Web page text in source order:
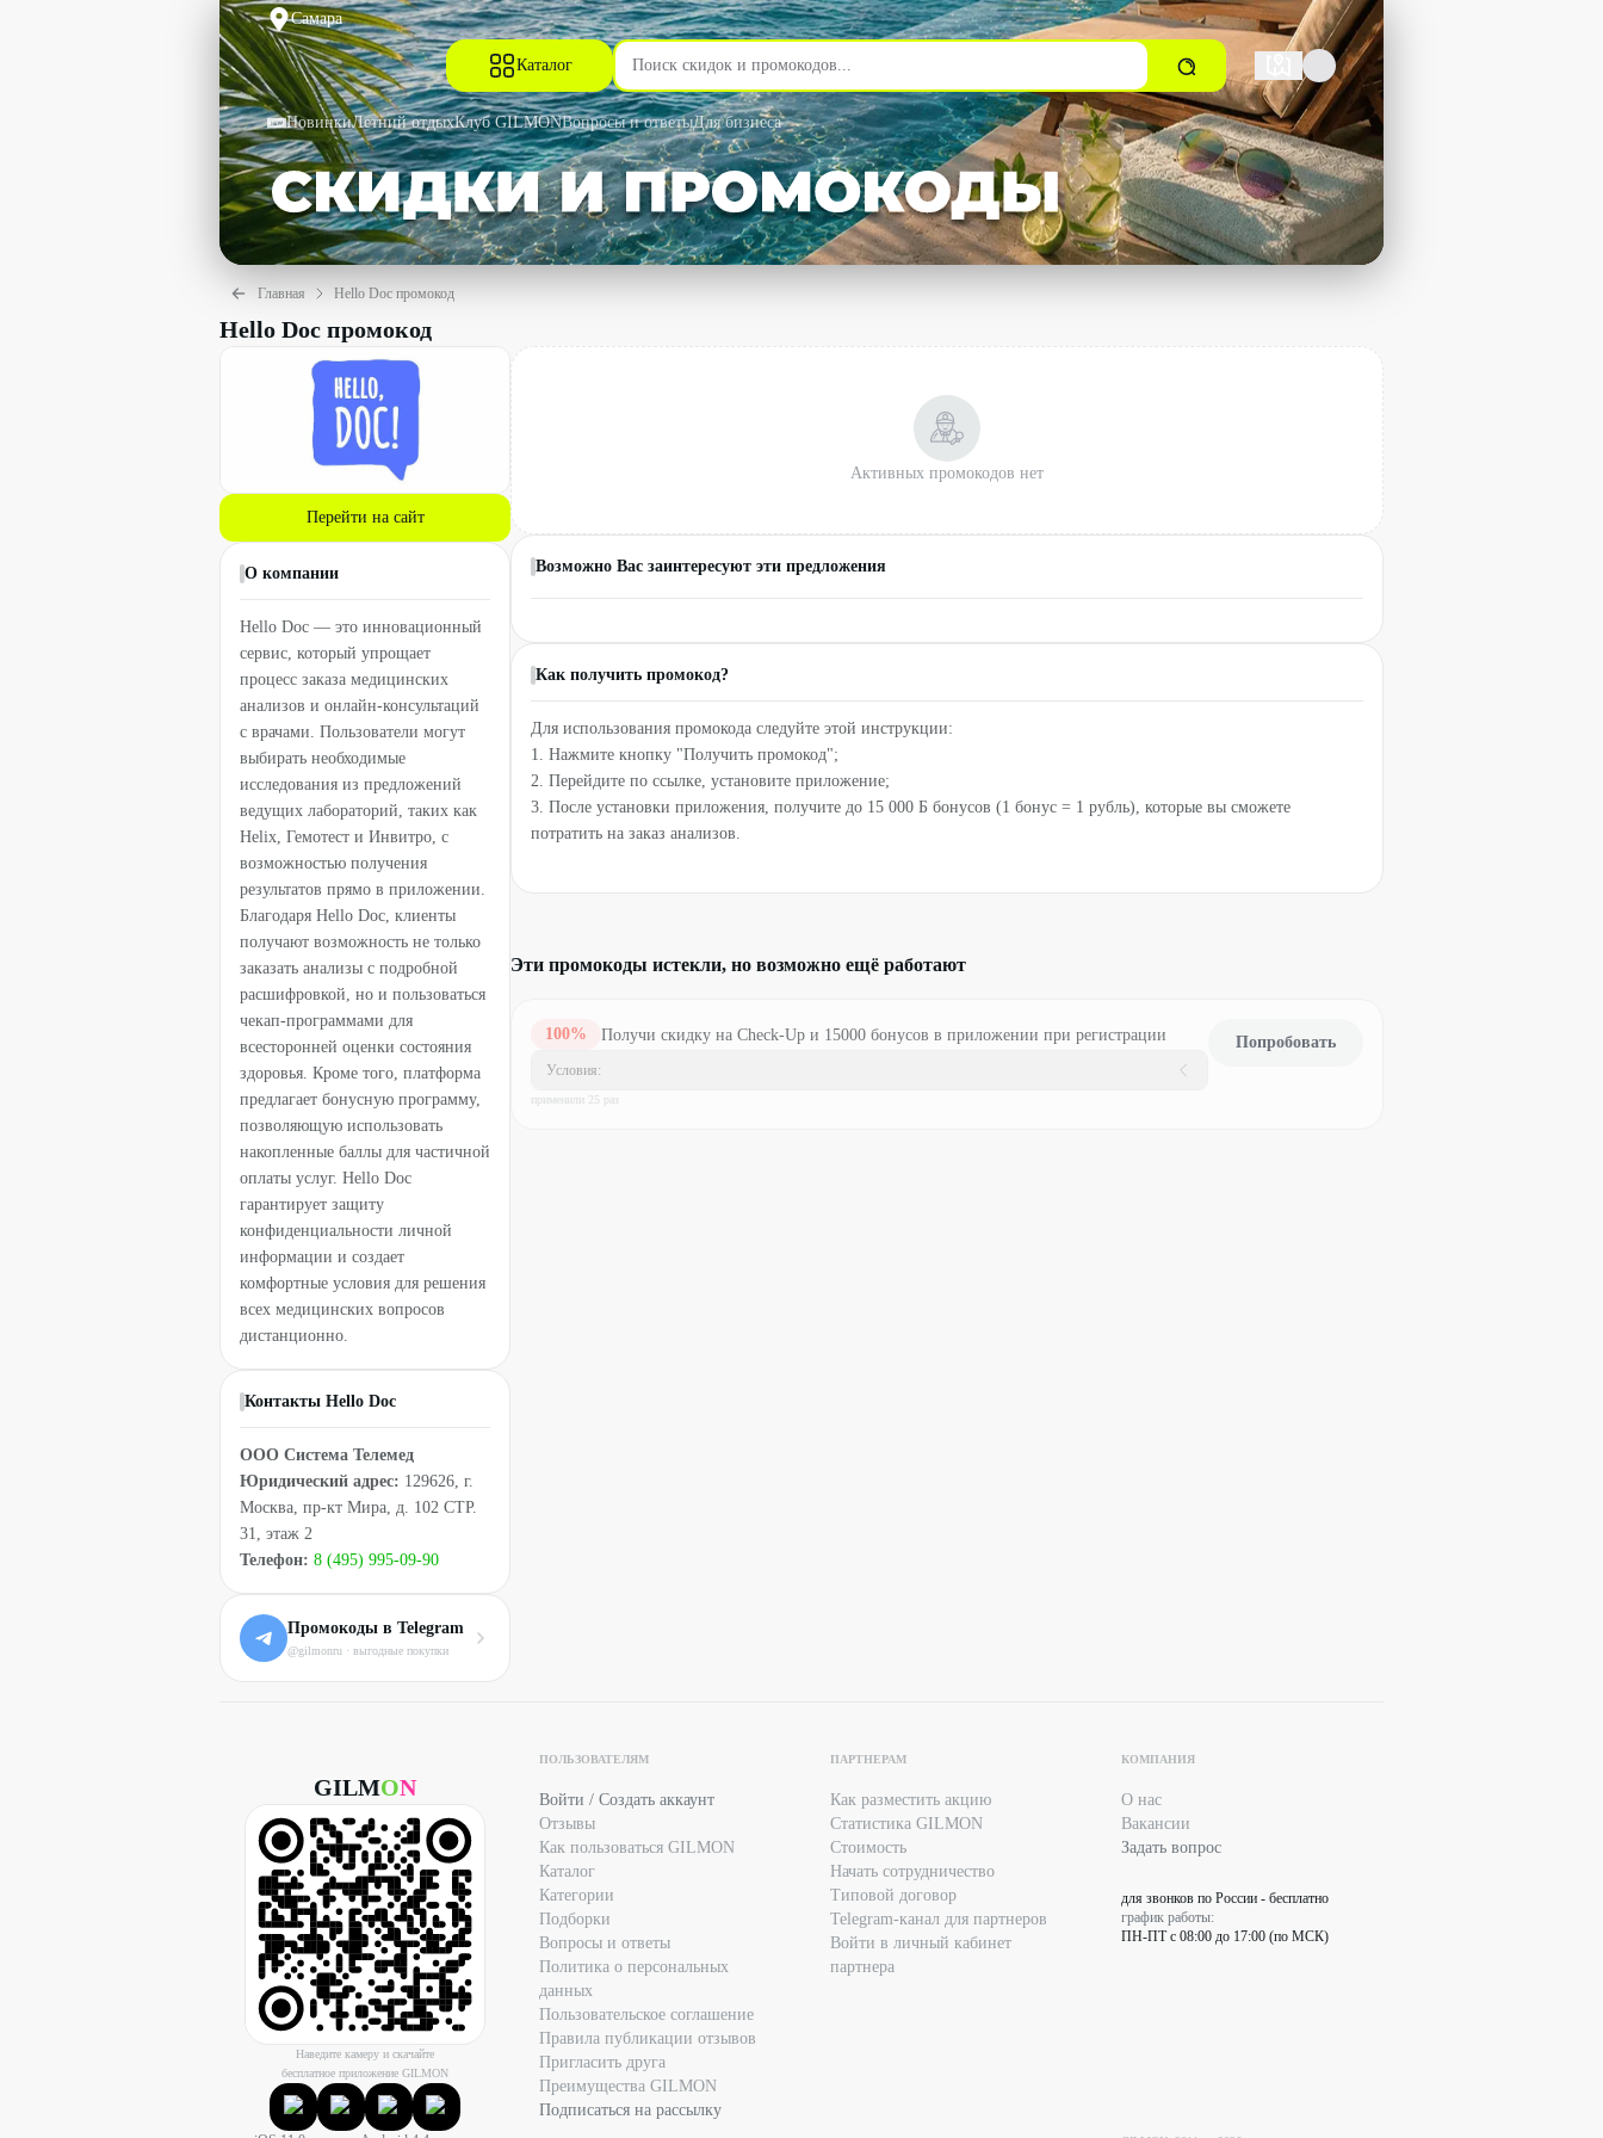
Самара
Каталог
НовинкиЛетний отдыхКлуб GILMONВопросы и ответыДля бизнеса
Главная Hello Doc промокод
Hello Doc промокод
Перейти на сайт
О компании
Hello Doc — это инновационный
сервис, который упрощает
процесс заказа медицинских
анализов и онлайн-консультаций
с врачами. Пользователи могут
выбирать необходимые
исследования из предложений
ведущих лабораторий, таких как
Helix, Гемотест и Инвитро, с
возможностью получения
результатов прямо в приложении.
Благодаря Hello Doc, клиенты
получают возможность не только
заказать анализы с подробной
расшифровкой, но и пользоваться
чекап-программами для
всесторонней оценки состояния
здоровья. Кроме того, платформа
предлагает бонусную программу,
позволяющую использовать
накопленные баллы для частичной
оплаты услуг. Hello Doc
гарантирует защиту
конфиденциальности личной
информации и создает
комфортные условия для решения
всех медицинских вопросов
дистанционно.
Контакты Hello Doc
ООО Система Телемед
Юридический адрес: 129626, г.
Москва, пр-кт Мира, д. 102 СТР.
31, этаж 2
Телефон: 8 (495) 995-09-90
Промокоды в Telegram
@gilmonru · выгодные покупки
Активных промокодов нет
Возможно Вас заинтересуют эти предложения
Как получить промокод?
Для использования промокода следуйте этой инструкции:
1. Нажмите кнопку "Получить промокод";
2. Перейдите по ссылке, установите приложение;
3. После установки приложения, получите до 15 000 Б бонусов (1 бонус = 1 рубль), которые вы сможете
потратить на заказ анализов.
Эти промокоды истекли, но возможно ещё работают
100% Получи скидку на Check-Up и 15000 бонусов в приложении при регистрации
Условия:
применили 25 раз
Попробовать
GILMON
Наведите камеру и скачайте
бесплатное приложение GILMON
ПОЛЬЗОВАТЕЛЯМ
Войти / Создать аккаунт
Отзывы
Как пользоваться GILMON
Каталог
Категории
Подборки
Вопросы и ответы
Политика о персональных
данных
Пользовательское соглашение
Правила публикации отзывов
Пригласить друга
Преимущества GILMON
Подписаться на рассылку
ПАРТНЕРАМ
Как разместить акцию
Статистика GILMON
Стоимость
Начать сотрудничество
Типовой договор
Telegram-канал для партнеров
Войти в личный кабинет
партнера
КОМПАНИЯ
О нас
Вакансии
Задать вопрос
для звонков по России - бесплатно
график работы:
ПН-ПТ с 08:00 до 17:00 (по МСК)